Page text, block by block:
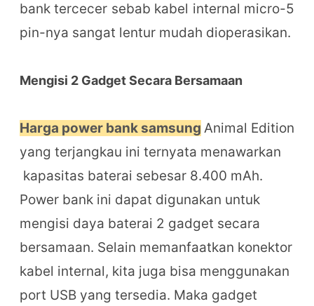
bank tercecer sebab kabel internal micro-5
pin-nya sangat lentur mudah dioperasikan.
Mengisi 2 GadgetSecara Bersamaan
Harga power bank samsung Animal Edition
yang terjangkau ini ternyata menawarkan
kapasitas baterai sebesar 8.400 mAh.
Power bank ini dapat digunakan untuk
mengisi daya baterai 2 gadget secara
bersamaan. Selain memanfaatkan konektor
kabel internal, kita juga bisa menggunakan
port USB yang tersedia. Maka gadget